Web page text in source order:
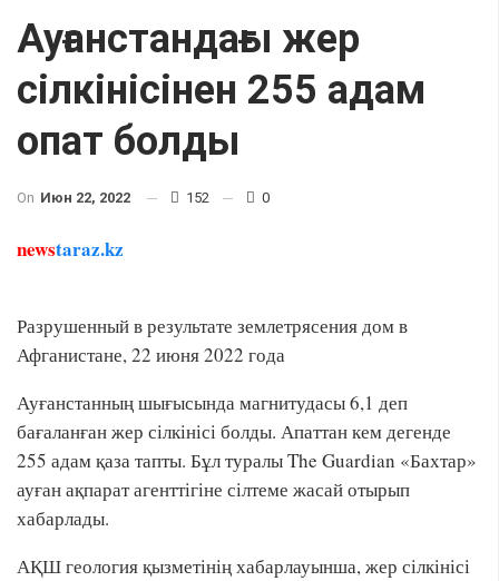
Ауғанстандағы жер
сілкінісінен 255 адам
опат болды
On Июн 22, 2022 152 0
newstaraz.kz
Разрушенный в результате землетрясения дом в
Афганистане, 22 июня 2022 года
Ауғанстанның шығысында магнитудасы 6,1 деп
бағаланған жер сілкінісі болды. Апаттан кем дегенде
255 адам қаза тапты. Бұл туралы The Guardian «Бахтар»
ауған ақпарат агенттігіне сілтеме жасай отырып
хабарлады.
АҚШ геология қызметінің хабарлауынша, жер сілкінісі